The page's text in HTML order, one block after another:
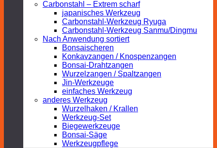
Carbonstahl – Extrem scharf
japanisches Werkzeug
Carbonstahl-Werkzeug Ryuga
Carbonstahl-Werkzeug Sanmu/Dingmu
Nach Anwendung sortiert
Bonsaischeren
Konkavzangen / Knospenzangen
Bonsai-Drahtzangen
Wurzelzangen / Spaltzangen
Jin-Werkzeuge
einfaches Werkzeug
anderes Werkzeug
Wurzelhaken / Krallen
Werkzeug-Set
Biegewerkzeuge
Bonsai-Säge
Werkzeugpflege